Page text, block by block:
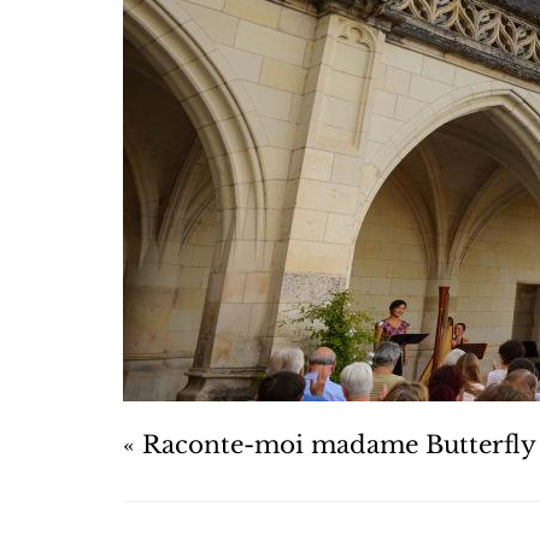
« Raconte-moi madame Butterfly